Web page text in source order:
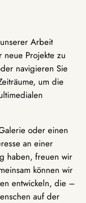
Arbeit
Projekte zu
navigieren Sie
um die
oder einen
an einer
haben, freuen wir
können wir
entwickeln, die –
auf der